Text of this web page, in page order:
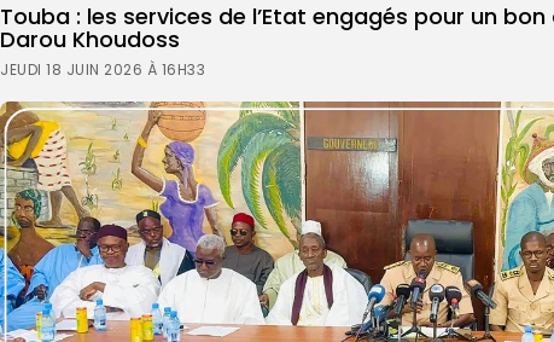
ÉCONOMIE
CULTURE
ENVIRONNEMENT
INTERNATIONAL
AGENDA
SANTE
Touba : les services de l’Etat engagés pour un
Darou Khoudoss
JEUDI 18 JUIN 2026 À 16H33